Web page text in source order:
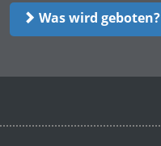
Was wird geboten?